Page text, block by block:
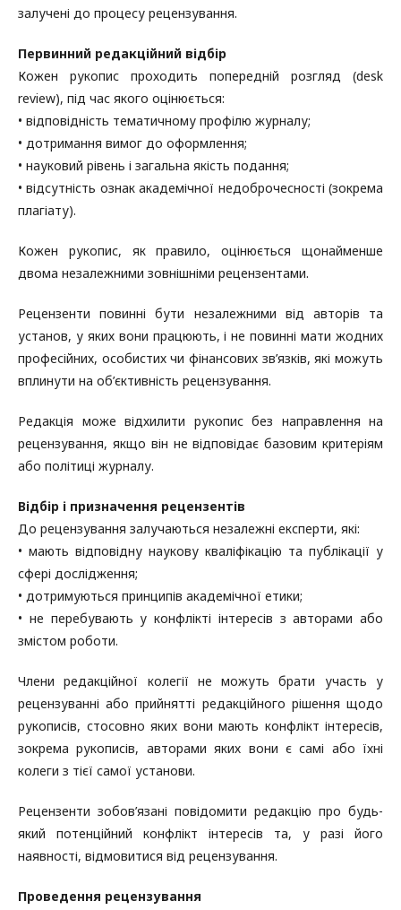
залучені до процесу рецензування.
Первинний редакційний відбір
Кожен рукопис проходить попередній розгляд (desk
review), під час якого оцінюється:
• відповідність тематичному профілю журналу;
• дотримання вимог до оформлення;
• науковий рівень і загальна якість подання;
• відсутність ознак академічної недоброчесності (зокрема
плагіату).
Кожен рукопис, як правило, оцінюється щонайменше
двома незалежними зовнішніми рецензентами.
Рецензенти повинні бути незалежними від авторів та
установ, у яких вони працюють, і не повинні мати жодних
професійних, особистих чи фінансових зв’язків, які можуть
вплинути на об’єктивність рецензування.
Редакція може відхилити рукопис без направлення на
рецензування, якщо він не відповідає базовим критеріям
або політиці журналу.
Відбір і призначення рецензентів
До рецензування залучаються незалежні експерти, які:
• мають відповідну наукову кваліфікацію та публікації у
сфері дослідження;
• дотримуються принципів академічної етики;
• не перебувають у конфлікті інтересів з авторами або
змістом роботи.
Члени редакційної колегії не можуть брати участь у
рецензуванні або прийнятті редакційного рішення щодо
рукописів, стосовно яких вони мають конфлікт інтересів,
зокрема рукописів, авторами яких вони є самі або їхні
колеги з тієї самої установи.
Рецензенти зобов’язані повідомити редакцію про будь-
який потенційний конфлікт інтересів та, у разі його
наявності, відмовитися від рецензування.
Проведення рецензування